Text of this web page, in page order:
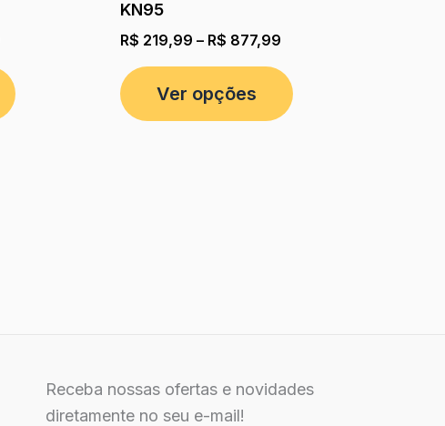
KN95
R$ 219,99 – R$ 877,99
Ver opções
Receba nossas ofertas e novidades
diretamente no seu e-mail!